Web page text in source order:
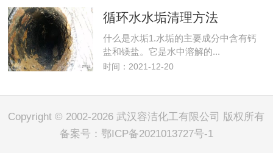
循环水水垢清理方法
什么是水垢1.水垢的主要成分中含有钙
盐和镁盐。它是水中溶解的...
时间：2021-12-20
Copyright © 2002-2026 武汉容洁化工有限公司 版权所有
备案号： 鄂ICP备2021013727号-1